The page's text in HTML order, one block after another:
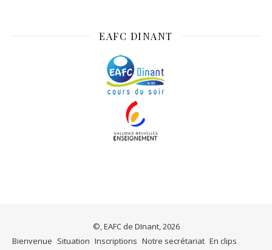
EAFC DINANT
©, EAFC de DInant, 2026
Bienvenue Situation Inscriptions Notre secrétariat En clips